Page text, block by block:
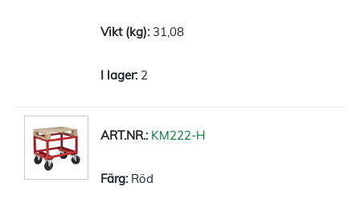
31,08
2
KM222-H
Röd